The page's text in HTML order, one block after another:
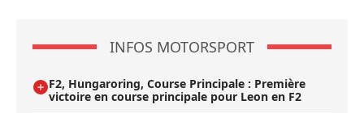
INFOS MOTORSPORT
F2, Hungaroring, Course Principale : Première
victoire en course principale pour Leon en F2